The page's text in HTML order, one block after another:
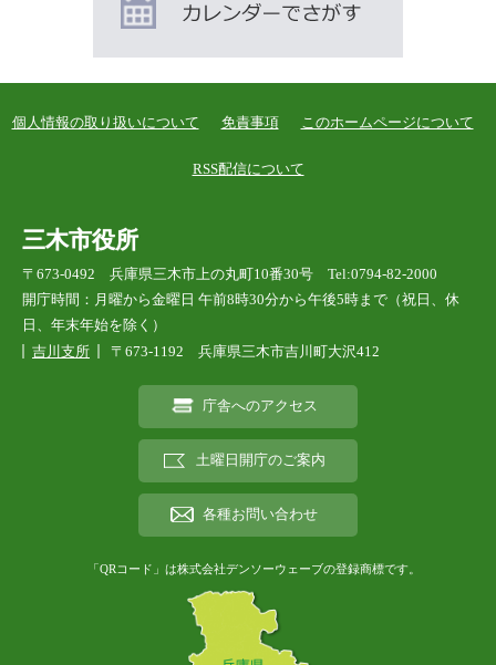
個人情報の取り扱いについて 免責事項 このホームページについて
RSS配信について
三木市役所
〒673-0492 兵庫県三木市上の丸町10番30号 Tel:0794-82-2000
開庁時間：月曜から金曜日 午前8時30分から午後5時まで（祝日、休
日、年末年始を除く）
吉川支所
〒673-1192 兵庫県三木市吉川町大沢412
庁舎へのアクセス
土曜日開庁のご案内
各種お問い合わせ
「QRコード」は株式会社デンソーウェーブの登録商標です。